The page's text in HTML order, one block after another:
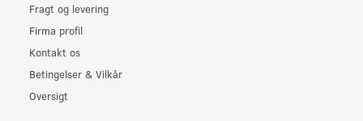
Fragt og levering
Firma profil
Kontakt os
Betingelser & Vilkår
Oversigt